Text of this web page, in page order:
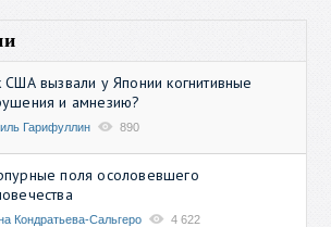
США вызвали у Японии когнитивные
и амнезию?
Гарифуллин 890
поля осоловевшего
Кондратьева-Сальгеро 4 622